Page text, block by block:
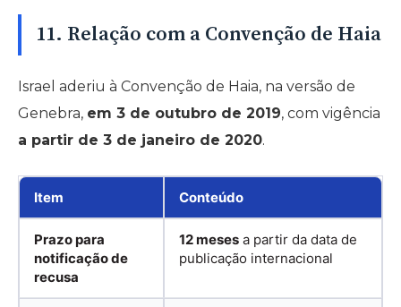
11. Relação com a Convenção de Haia
Israel aderiu à Convenção de Haia, na versão de
Genebra, em 3 de outubro de 2019, com vigência
a partir de 3 de janeiro de 2020.
Item Conteúdo
Prazo para
notificação de
recusa
12 meses a partir da data de
publicação internacional